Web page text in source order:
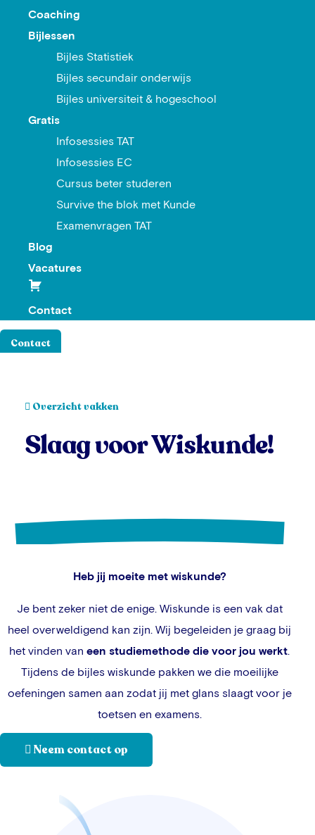
Coaching
Bijlessen
Bijles Statistiek
Bijles secundair onderwijs
Bijles universiteit & hogeschool
Gratis
Infosessies TAT
Infosessies EC
Cursus beter studeren
Survive the blok met Kunde
Examenvragen TAT
Blog
Vacatures
Contact
Contact
Overzicht vakken
Slaag voorWiskunde!
Heb jij moeite met wiskunde?
Je bent zeker niet de enige. Wiskunde is een vak dat
heel overweldigend kan zijn. Wij begeleiden je graag bij
het vinden vaneen studiemethode die voor jou werkt.
Tijdens de bijles wiskunde pakken we die moeilijke
oefeningen samen aan zodat jij met glans slaagt voor je
toetsen en examens.
Neem contact op